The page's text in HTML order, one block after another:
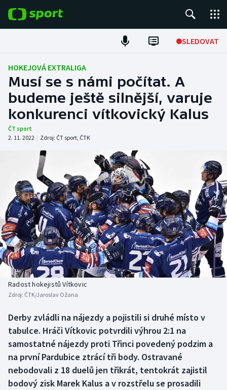
SLEDOVAT
Fotbal
Hokej
Tenis
Atletika
Cyklistika
DALŠÍ SPORTY
Americký fotbal
Baseball a softbal
Basketbal
Biatlon
Box
Curling
Dostihy
NEPŘEHLÉDNĚTE
Soutěže
Historické návraty
Aplikace ČT sport
HOKEJOVÁ EXTRALIGA
Musí se s námi počítat. A
budeme ještě silnější, varuje
konkurenci vítkovický Kalus
ČT sport
2. 11. 2022 | Zdroj: ČT sport, ČTK
Radost hokejistů Vítkovic
Zdroj: ČTK/Jaroslav Ožana
Derby zvládli na nájezdy a pojistili si druhé místo v
tabulce. Hráči Vítkovic potvrdili výhrou 2:1 na
samostatné nájezdy proti Třinci povedený podzim a
na první Pardubice ztrácí tři body. Ostravané
nebodovali z 18 duelů jen třikrát, tentokrát zajistil
bodový zisk Marek Kalus a v rozstřelu se prosadili